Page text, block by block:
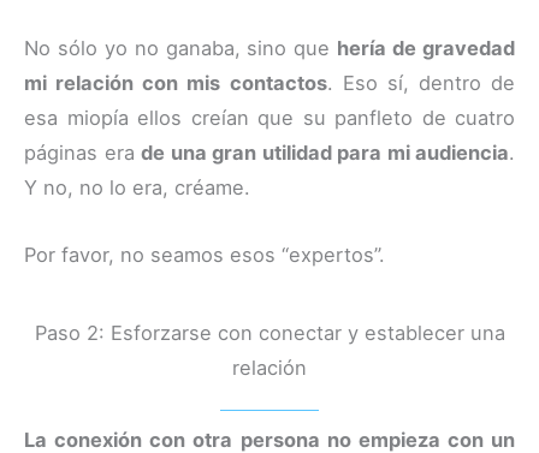
No sólo yo no ganaba, sino que hería de gravedad
mi relación con mis contactos. Eso sí, dentro de
esa miopía ellos creían que su panfleto de cuatro
páginas era de una gran utilidad para mi audiencia.
Y no, no lo era, créame.
Por favor, no seamos esos “expertos”.
Paso 2: Esforzarse con conectar y establecer una
relación
La conexión con otra persona no empieza con un